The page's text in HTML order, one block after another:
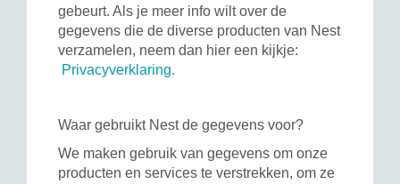
gebeurt. Als je meer info wilt over de
gegevens die de diverse producten van Nest
verzamelen, neem dan hier een kijkje:
Privacyverklaring.
Waar gebruikt Nest de gegevens voor?
We maken gebruik van gegevens om onze
producten en services te verstrekken, om ze